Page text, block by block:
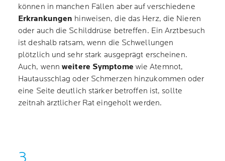
können in manchen Fällen aber auf verschiedene
Erkrankungen hinweisen, die das Herz, die Nieren
oder auch die Schilddrüse betreffen. Ein Arztbesuch
ist deshalb ratsam, wenn die Schwellungen
plötzlich und sehr stark ausgeprägt erscheinen.
Auch, wennweitere Symptome wie Atemnot,
Hautausschlag oder Schmerzen hinzukommen oder
eine Seite deutlich stärker betroffen ist, sollte
zeitnah ärztlicher Rat eingeholt werden.